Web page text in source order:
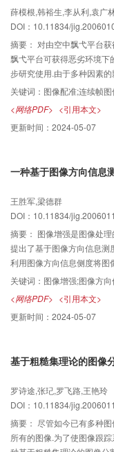
薛模根,韩裕生,李从利,袁广
DOI：10.11834/
摘要： 对由空中飘弋平台
飘弋平台可获得恶劣环境
步研究使用.由于多种因素
含噪声、形变等特点,为此,
形式进行存储表达;然后构
名度矩阵来自动形成连续帧
转、缩放、平移配准参数,
的配准实验表明,该算法不
关键词： 图像配准;连续帧
<网络PDF> <引用本文>
更新时间： 2024-05-07
一种基于图像方向信息
王胜军,梁德群
DOI：10.11834/
摘要： 图像增强是图像处
提出了基于图像方向信息测
利用图像方向信息侧度将图
特点,再对平滑点细分为平
波方法,以便通过算法自适
行对比度增强,以达到更好
的表格图像,并使得结果图像
关键词： 图像增强;图像方
<网络PDF> <引用本文>
更新时间： 2024-05-07
基于粗糙集理论的图像
罗诗途,张玘,罗飞路,王艳玲
DOI：10.11834/
摘要： 尽管如今已有多种
所有的图像.为了使图像跟